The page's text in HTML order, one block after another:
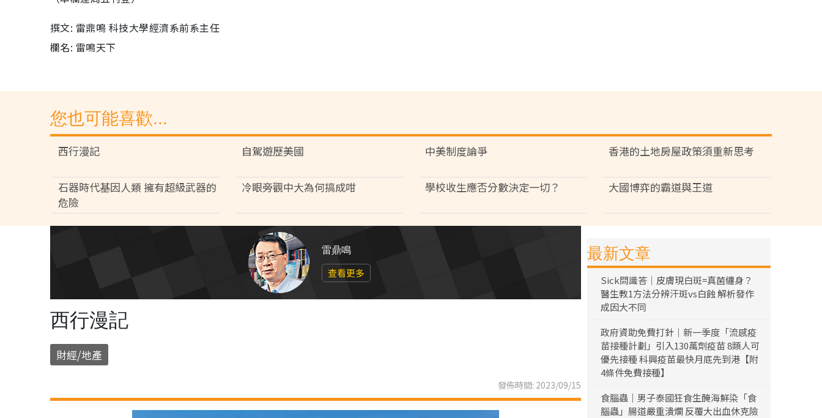
撰文: 雷鼎鳴 科技大學經濟系前系主任
欄名: 雷鳴天下
您也可能喜歡...
西行漫記 自駕遊歷美國 中美制度論爭 香港的土地房屋政策須重新思考
石器時代基因人類 擁有超級武器的
危險
冷眼旁觀中大為何搞成咁 學校收生應否分數決定一切？ 大國博弈的霸道與王道
雷鼎鳴
查看更多
西行漫記
財經/地產
發佈時間: 2023/09/15
最新文章
Sick問識答｜皮膚現白斑=真菌纏身？
醫生教1方法分辨汗斑vs白蝕 解析發作
成因大不同
政府資助免費打針｜新一季度「流感疫
苗接種計劃」引入130萬劑疫苗 8類人可
優先接種 科興疫苗最快月底先到港【附
4條件免費接種】
食腦蟲｜男子泰國狂食生醃海鮮染「食
腦蟲」腸道嚴重潰爛 反覆大出血休克險